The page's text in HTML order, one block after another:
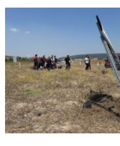
ATILDI